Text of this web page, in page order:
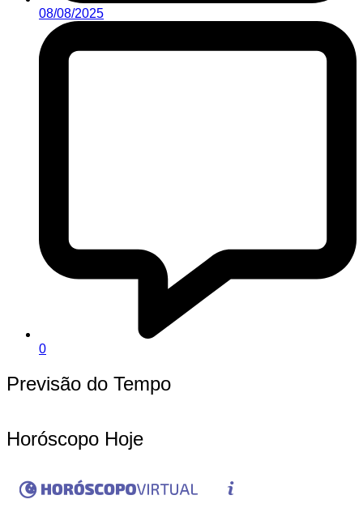
08/08/2025
0
Previsão do Tempo
Horóscopo Hoje